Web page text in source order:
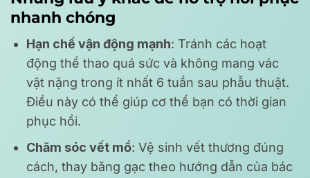
nhanh chóng
Hạn chế vận động mạnh: Tránh các hoạt
động thể thao quá sức và không mang vác
vật nặng trong ít nhất 6 tuần sau phẫu thuật.
Điều này có thể giúp cơ thể bạn có thời gian
phục hồi.
Chăm sóc vết mổ: Vệ sinh vết thương đúng
cách, thay băng gạc theo hướng dẫn của bác